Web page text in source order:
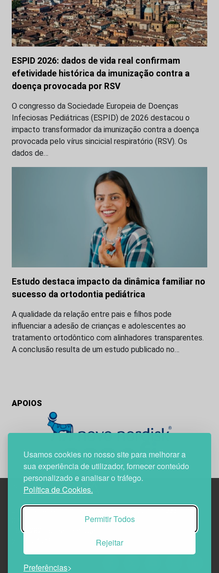
Usamos cookies no nosso site para melhorar a
sua experiência de utilizador, fornecer conteúdo
personalizado e analisar o tráfego.
Política de Cookies.
Permitir Todos
Rejeitar
Preferências
ESPID 2026: dados de vida real confirmam
efetividade histórica da imunização contra a
doença provocada por RSV
O congresso da Sociedade Europeia de Doenças
Infeciosas Pediátricas (ESPID) de 2026 destacou o
impacto transformador da imunização contra a doença
provocada pelo vírus sincicial respiratório (RSV). Os
dados de…
Estudo destaca impacto da dinâmica familiar no
sucesso da ortodontia pediátrica
A qualidade da relação entre pais e filhos pode
influenciar a adesão de crianças e adolescentes ao
tratamento ortodôntico com alinhadores transparentes.
A conclusão resulta de um estudo publicado no…
APOIOS
Edif. Lisboa Oriente | Av. Infante D. Henrique, n.º 333H, esc.
1800-282 Lisboa | Portugal